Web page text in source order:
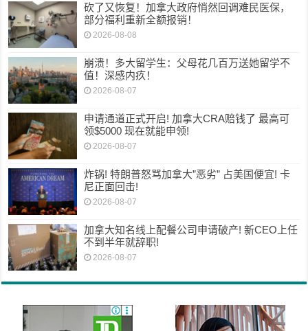
砍了又恢复！加拿大政府悄然回调难民医保，
部分福利重新全额报销！
2026-08-08
崩溃！多大留学生：父母花几百万送她留学不
值！深感内疚！
2026-08-07
申请通道正式开启! 加拿大CRA赔钱了 最高可
领$5000 现在就能申领!
2026-08-07
炸锅! 特朗普怒骂加拿大”恶劣” 占美国便宜! 卡
尼正面回击!
2026-08-07
加拿大知名线上配餐公司申请破产! 新CEO上任
不到半年就辞职!
2026-08-07